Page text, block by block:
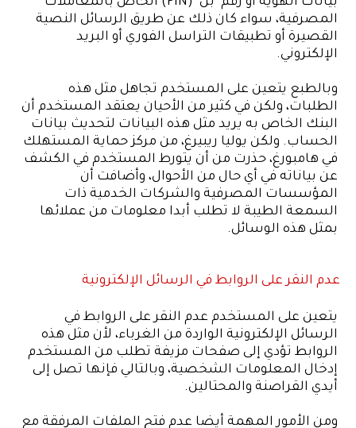
المصرفية، سواء كان ذلك عن طريق الرسائل النصية
القصيرة أو تطبيقات التراسل الفوري أو البريد
الإلكتروني.
وبالطبع يتعين على المستخدم تجاهل مثل هذه
الطلبات، ولكن في كثير من الأحيان يعتقد المستخدم أن
البنك الخاص به يريد مثل هذه البيانات لتحديث بيانات
الحساب. ولكن يوليا ريبيرغ، من مركز حماية المستهلك
في هامبورغ، حذرت من أن يتورط المستخدم في الكشف
عن بياناته في أي حال من الأحوال، وأضافت أن
المؤسسات المصرفية والشركات الخدمية ذات
السمعة الطيبة لا تطلب أبدا معلومات من عملائها
بمثل هذه الوسائل.
عدم النقر على الروابط في الرسائل الإلكترونية
يتعين على المستخدم عدم النقر على الروابط في
الرسائل الإلكترونية الواردة من الغرباء، لأن مثل هذه
الروابط تؤدي إلى صفحات مزيفة تطلب من المستخدم
إدخال المعلومات الشخصية، وبالتالي فإنها تصل إلى
أيدي القراصنة والمحتالين.
ومن الأمور المهمة أيضا عدم فتح الملفات المرفقة مع